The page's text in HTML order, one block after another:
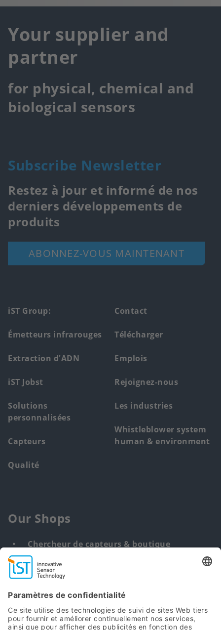
Your supplier and
partner
for physical, chemical and
biological sensors
Subscribe Newsletter
Restez à jour et informé de nos
derniers développements de
produits
ABONNEZ-VOUS MAINTENANT
Footer
main
menu
iST Group:
Émetteurs infrarouges
Extraction d'ADN
iST Jobst
Solutions
personnalisées
Capteurs
Qualité
Contact
Télécharger
Emplois
Rejoignez-nous
Les industries
Whistleblower system
human & environment
Our Shops
Chercheur de capteurs & boutique
Solution personnalisée
DNA & RNA Extraction Kits